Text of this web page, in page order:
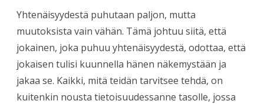
Yhtenäisyydestä puhutaan paljon, mutta
muutoksista vain vähän. Tämä johtuu siitä, että
jokainen, joka puhuu yhtenäisyydestä, odottaa, että
jokaisen tulisi kuunnella hänen näkemystään ja
jakaa se. Kaikki, mitä teidän tarvitsee tehdä, on
kuitenkin nousta tietoisuudessanne tasolle, jossa